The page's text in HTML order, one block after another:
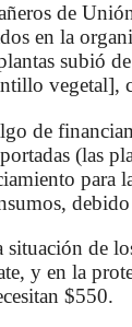
de
en la
subió
vegetal],
de
(las
para
situación de
y en la
$550.